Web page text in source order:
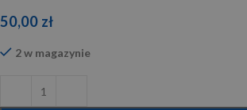
50,00 zł
2 w magazynie